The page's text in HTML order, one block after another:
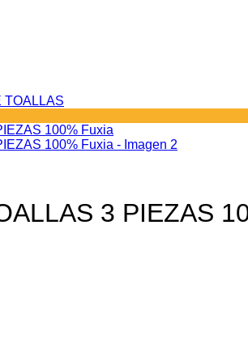
TOALLAS
3 PIEZAS